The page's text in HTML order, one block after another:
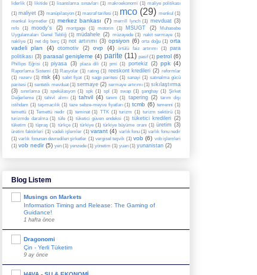
liderlik (1) likitide (1) lisanslama sınavları (1) makroekonomi (1) maliye politikası
(1) maliyet (3) manüpilasyon (1) masraf tarifesi (1) mco (29) menkul (1)
menkul kıymetler (1) merkez bankası (7) merrill lynch (1) mevduat (3)
mfo (1) moody's (2) mortgage (1) motorin (1) MSUGT (2)
Muhasebe
Uygulamaları Genel Tebliğ (1) müdahele (2) müzayede (1) nakit sermaye (1)
nakliye (1) net dış borç (1) not artırımı (3) opsiyon (6) orta doğu (1) orta
vadeli plan
(4) otomotiv (2) ovp (4) örtülü faiz artırımı (1)
para
politikası (3) parasal genişleme (4) parite (11) pasif (1) petrol (6)
Phillips Eğrisi (1) piyasa (3) plaza dili (1) pmi (1) portekiz (2) ppk (4)
Raporlama Sistemi (1) Rasyolar (1) rating (1) reeskont kredileri (2) reformlar
(1) rezerv (1) risk (4) sabit fiyat (1) sagp paritesi (1) sanayi (1) satınalma gücü
paritesi (1) sentetik mevduat (1) sermaye (2) sermaye artırımı (1) sıkılaştırma
(3) sınırlama (1) spekülasyon (1) spk (1) spl (1) swap (1) şanghay (1) Şirket
Değerleme (1) tahivl alımı (1) tahvil (4) tanım (1) tapering (2) tarım dışı
istihdam (1) taşımacılık (1) taze sebze-meyve fiyatları (1) tcmb (6) temenni (1)
temettü (1) Temettü nedir (1) teminat (1) TTK (1) turizm (1) turizm sektörü (1)
turizmde daralma (1) tüfe (1) tüketici güven endeksi (1) tüketici kredileri (2)
tüketim (1) tüpraş (1) türkçe (1) türkiye (1) türkiye büyüme oranı (1) üretim (3)
üretim faktörleri (1) vadeli işlemler (1) varant (4) varlık fonu (1) varlık fonu nedir
(1) varlık fonunan devredilen şirketler (1) vergisel teşvik (1) vob (6) vob işlemleri
(1) vob nedir (5) yen (1) yenzede (1) yönetim (1) yuan (1) yunanistan (2)
Blog Listem
Musings on Markets
Information Timing and Release: The Gaming of
Guidance!
1 hafta önce
Dragonomi
Çin - Yerli Tüketim
9 ay önce